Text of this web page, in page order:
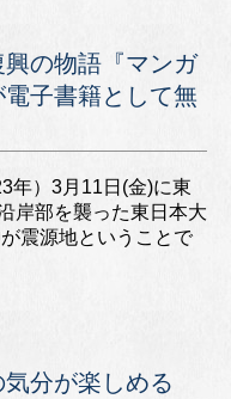
の物語『マンガ
子書籍として無
年）3月11日(金)に東
岸部を襲った東日本大
震源地ということで
分が楽しめる